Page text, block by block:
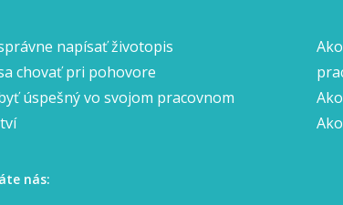
napísať životopis
chovať pri pohovore
úspešný vo svojom pracovnom
nás: